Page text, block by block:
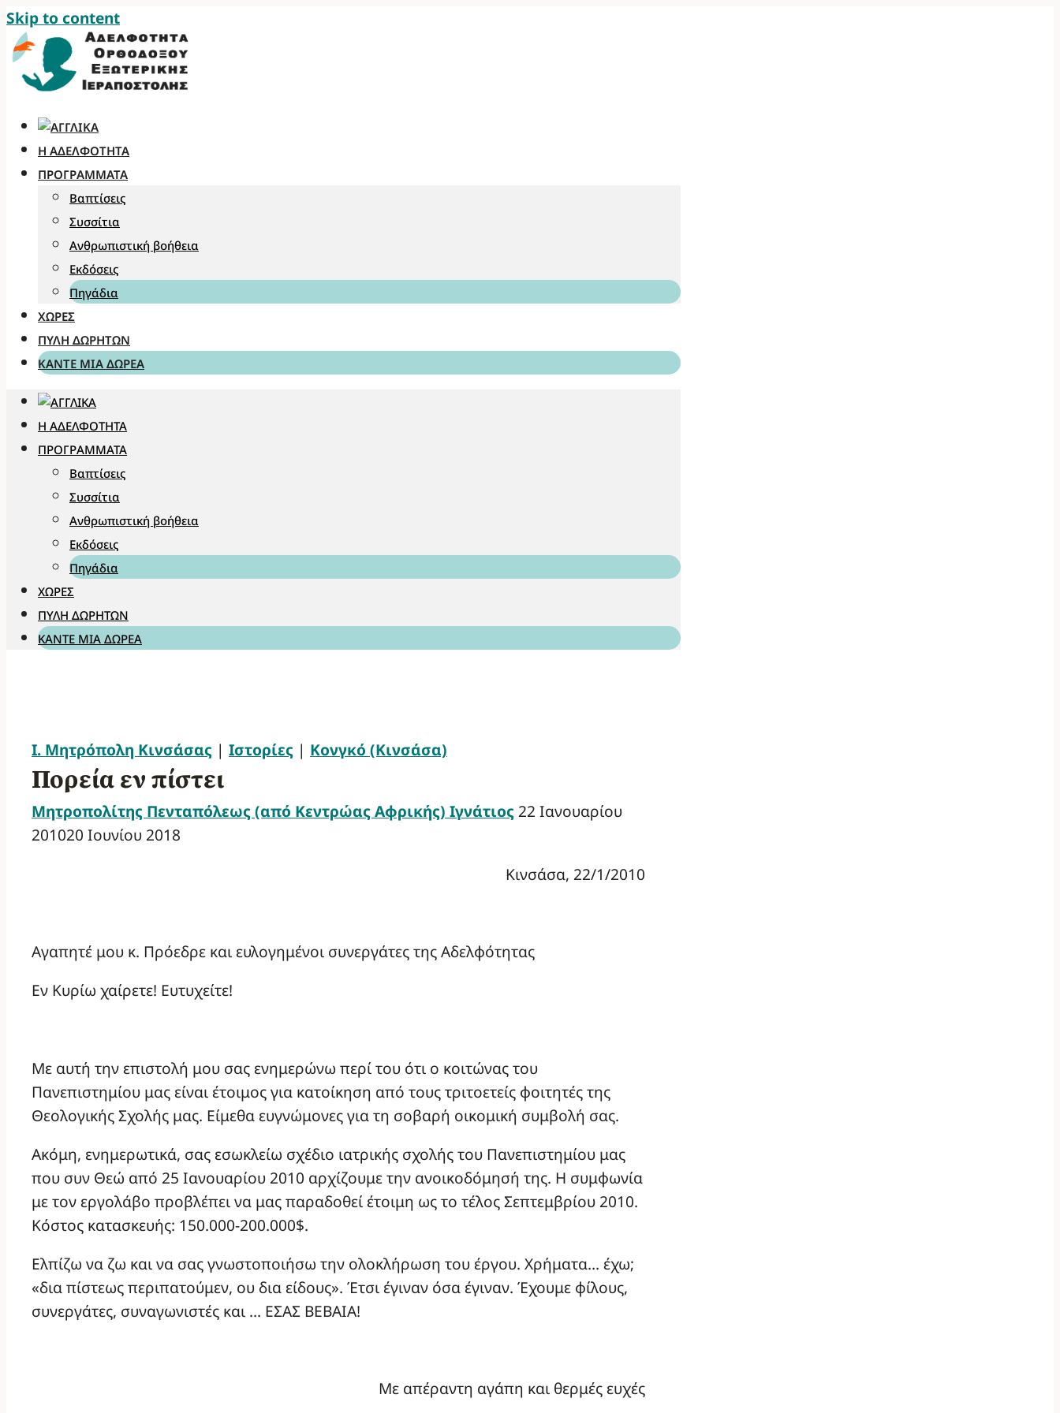
Skip to content
Η ΑΔΕΛΦΌΤΗΤΑ
ΠΡΟΓΡΆΜΜΑΤΑ
Βαπτίσεις
Συσσίτια
Ανθρωπιστική βοήθεια
Εκδόσεις
Πηγάδια
ΧΏΡΕΣ
ΠΎΛΗ ΔΩΡΗΤΏΝ
ΚΆΝΤΕ ΜΊΑ ΔΩΡΕΆ
Η ΑΔΕΛΦΌΤΗΤΑ
ΠΡΟΓΡΆΜΜΑΤΑ
Βαπτίσεις
Συσσίτια
Ανθρωπιστική βοήθεια
Εκδόσεις
Πηγάδια
ΧΏΡΕΣ
ΠΎΛΗ ΔΩΡΗΤΏΝ
ΚΆΝΤΕ ΜΊΑ ΔΩΡΕΆ
Ι. Μητρόπολη Κινσάσας | Ιστορίες | Κονγκό (Κινσάσα)
Πορεία εν πίστει
Μητροπολίτης Πενταπόλεως (από Κεντρώας Αφρικής) Ιγνάτιος 22 Ιανουαρίου
201020 Ιουνίου 2018
Κινσάσα, 22/1/2010
Αγαπητέ μου κ. Πρόεδρε και ευλογημένοι συνεργάτες της Αδελφότητας
Εν Κυρίω χαίρετε! Ευτυχείτε!
Με αυτή την επιστολή μου σας ενημερώνω περί του ότι ο κοιτώνας του
Πανεπιστημίου μας είναι έτοιμος για κατοίκηση από τους τριτοετείς φοιτητές της
Θεολογικής Σχολής μας. Είμεθα ευγνώμονες για τη σοβαρή οικομική συμβολή σας.
Ακόμη, ενημερωτικά, σας εσωκλείω σχέδιο ιατρικής σχολής του Πανεπιστημίου μας
που συν Θεώ από 25 Ιανουαρίου 2010 αρχίζουμε την ανοικοδόμησή της. Η συμφωνία
με τον εργολάβο προβλέπει να μας παραδοθεί έτοιμη ως το τέλος Σεπτεμβρίου 2010.
Κόστος κατασκευής: 150.000-200.000$.
Ελπίζω να ζω και να σας γνωστοποιήσω την ολοκλήρωση του έργου. Χρήματα… έχω;
«δια πίστεως περιπατούμεν, ου δια είδους». Έτσι έγιναν όσα έγιναν. Έχουμε φίλους,
συνεργάτες, συναγωνιστές και … ΕΣΑΣ ΒΕΒΑΙΑ!
Με απέραντη αγάπη και θερμές ευχές